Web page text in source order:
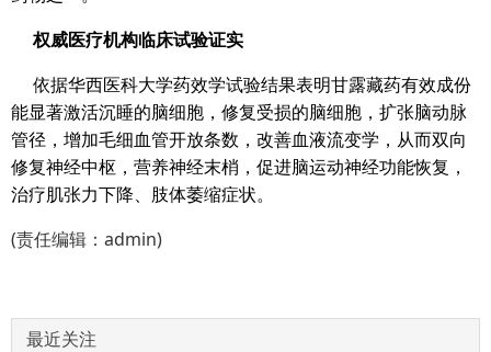
权威医疗机构临床试验证实
依据华西医科大学药效学试验结果表明甘露藏药有效成份
能显著激活沉睡的脑细胞，修复受损的脑细胞，扩张脑动脉
管径，增加毛细血管开放条数，改善血液流变学，从而双向
修复神经中枢，营养神经末梢，促进脑运动神经功能恢复，
治疗肌张力下降、肢体萎缩症状。
(责任编辑：admin)
最近关注